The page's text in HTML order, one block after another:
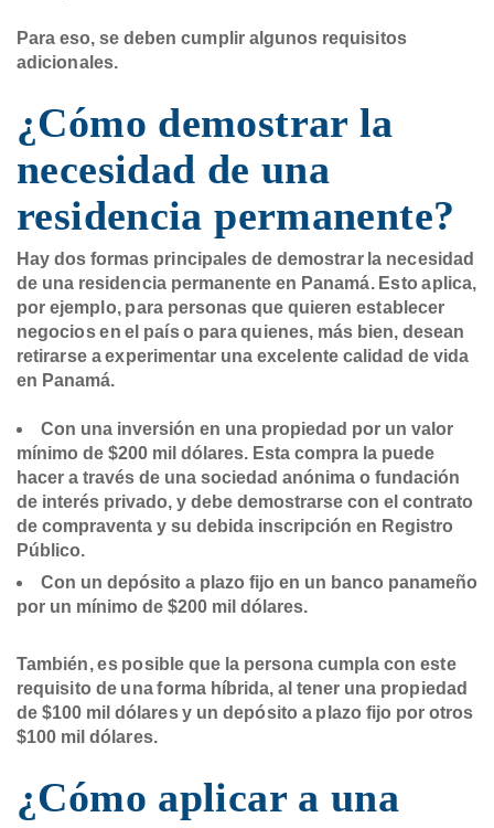
Para eso, se deben cumplir algunos requisitos
adicionales.
¿Cómo demostrar la
necesidad de una
residencia permanente?
Hay dos formas principales de demostrar la necesidad
de una residencia permanente en Panamá. Esto aplica,
por ejemplo, para personas que quieren establecer
negocios en el país o para quienes, más bien, desean
retirarse a experimentar una excelente calidad de vida
en Panamá.
Con una inversión en una propiedad por un valor
mínimo de $200 mil dólares. Esta compra la puede
hacer a través de una sociedad anónima o fundación
de interés privado, y debe demostrarse con el contrato
de compraventa y su debida inscripción en Registro
Público.
Con un depósito a plazo fijo en un banco panameño
por un mínimo de $200 mil dólares.
También, es posible que la persona cumpla con este
requisito de una forma híbrida, al tener una propiedad
de $100 mil dólares y un depósito a plazo fijo por otros
$100 mil dólares.
¿Cómo aplicar a una